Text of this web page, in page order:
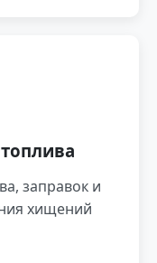
заправок и
хищений